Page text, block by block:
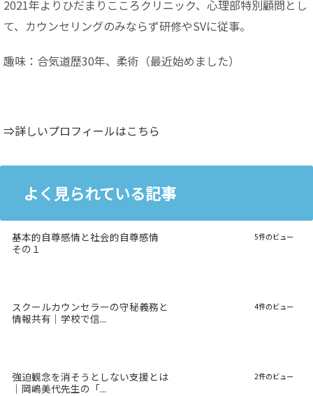
2021年よりひだまりこころクリニック、心理部特別顧問とし
て、カウンセリングのみならず研修やSVに従事。
趣味：合気道歴30年、柔術（最近始めました）
⇒詳しいプロフィールはこちら
よく見られている記事
基本的自尊感情と社会的自尊感情
その１
5件のビュー
スクールカウンセラーの守秘義務と
情報共有｜学校で信...
4件のビュー
強迫観念を消そうとしない支援とは
｜岡嶋美代先生の「...
2件のビュー